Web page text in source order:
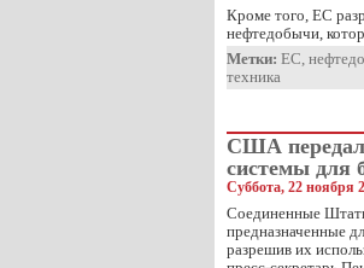
Кроме того, ЕС
нефтедобычи,
Метки: ЕС,
техника
США
системы для
Суббота, 22 ноября
Соединенные
предназначенные
разрешив их